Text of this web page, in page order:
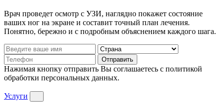
Врач проведет осмотр с УЗИ, наглядно покажет состояние
ваших ног на экране и составит точный план лечения.
Понятно, бережно и с подробным объяснением каждого шага.
Отправить
Нажимая кнопку отправить Вы соглашаетесь с политикой
обработки персональных данных.
Услуги